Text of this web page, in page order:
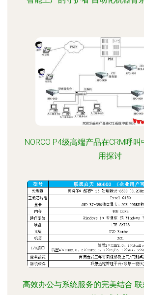
NORCO P4级高端产品在CRM呼
用探讨
高效办公与系统服务的完美结合